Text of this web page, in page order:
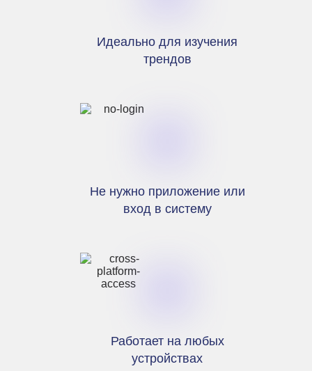
Идеально для изучения
трендов
Не нужно приложение или
вход в систему
Работает на любых
устройствах